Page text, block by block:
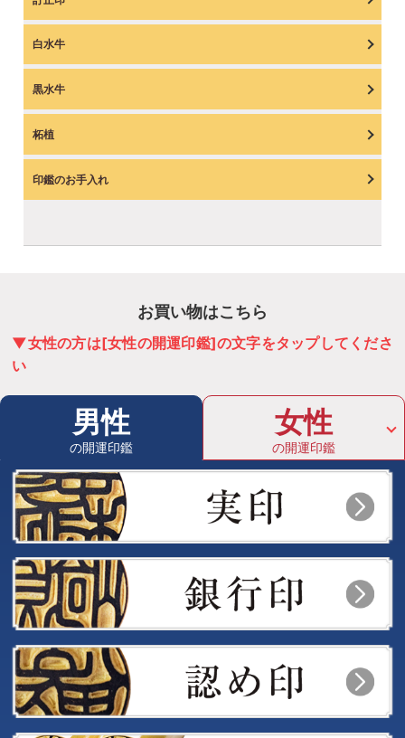
白水牛
黒水牛
柘植
印鑑のお手入れ
お買い物はこちら
▼女性の方は[女性の開運印鑑]の文字をタップしてくださ
い
男性
の開運印鑑
女性
の開運印鑑